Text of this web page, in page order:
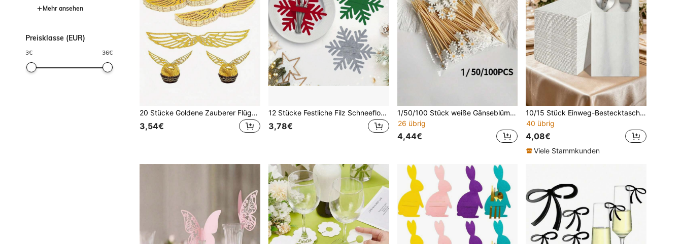
Mehr ansehen
Preisklasse (EUR)
3€ 36€
20 Stücke Goldene Zauberer Flügel (mit Klebepunkten) Papier Dekorationen, elegantes Glitzer Papier Federn Design, geeignet für Weihnachtsbaum Dekoration, Geburtstagsfeiern und Fantasy-Themen Veranstaltungen Verpackungszubehör
3,54€
12 Stücke Festliche Filz Schneeflocken Besteckhalter - Polyester Nicht-Gewebe, Nur Handwäsche, ideal für Feiertags-Tischdekoration, Weihnachtsdekoration (6/12 Stücke)
3,78€
1/50/100 Stück weiße Gänseblümchen-Dekospicker für Obst, Dessert, Snacks und Cocktail-Dekoration. Geeignet für den täglichen Gebrauch zu Hause (hygienisches Geschirr) und Partys (Desserttisch, Cocktailparty)
26 übrig
4,44€
10/15 Stück Einweg-Bestecktaschen aus weißem Papier mit Besteckfach, elegante Einweg-Serviettentaschen für Hochzeit, Geburtstag, Babyparty, Jahrestag, Brautparty, Abschlussfeier, Feiertags-Party, Partyzubehör, Heimdekoration, Tischdekoration, Küchen- und Essensaccessoires
40 übrig
4,08€
Viele Stammkunden